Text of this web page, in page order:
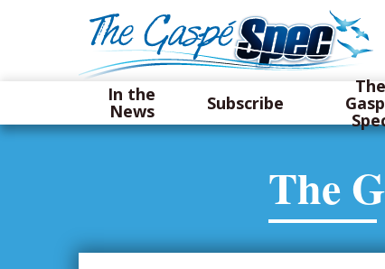
In the
News Subscribe
The
The